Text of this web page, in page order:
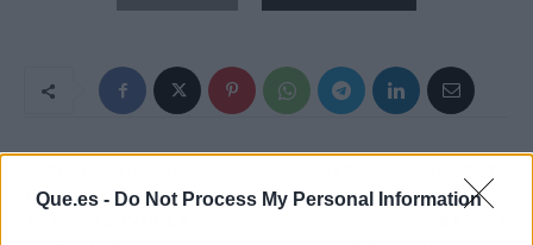
Que.es - Do Not Process My Personal Information
BOADILLA DEL MONTE
ESTOS ALIMENTOS